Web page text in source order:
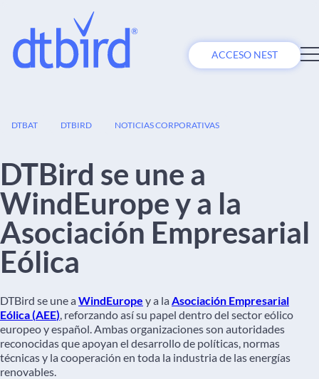
ACCESO NEST
DTBAT DTBIRD NOTICIAS CORPORATIVAS
DTBird se une a
WindEurope y a la
Asociación Empresarial
Eólica
DTBird se une a WindEurope y a la Asociación Empresarial
Eólica (AEE), reforzando así su papel dentro del sector eólico
europeo y español. Ambas organizaciones son autoridades
reconocidas que apoyan el desarrollo de políticas, normas
técnicas y la cooperación en toda la industria de las energías
renovables.